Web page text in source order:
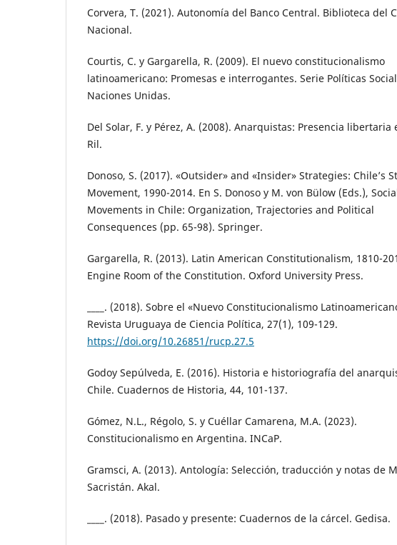
Corvera, T. (2021). Autonomía del Banco Central. Biblioteca del
Nacional.
Courtis, C. y Gargarella, R. (2009). El nuevo constitucionalismo
latinoamericano: Promesas e interrogantes. Serie Políticas
Naciones Unidas.
Del Solar, F. y Pérez, A. (2008). Anarquistas: Presencia libertaria
Ril.
Donoso, S. (2017). «Outsider» and «Insider» Strategies: Chile’s
Movement, 1990-2014. En S. Donoso y M. von Bülow (Eds.),
Movements in Chile: Organization, Trajectories and Political
Consequences (pp. 65-98). Springer.
Gargarella, R. (2013). Latin American Constitutionalism, 1810-
Engine Room of the Constitution. Oxford University Press.
____. (2018). Sobre el «Nuevo Constitucionalismo
Revista Uruguaya de Ciencia Política, 27(1), 109-129.
https://doi.org/10.26851/rucp.27.5
Godoy Sepúlveda, E. (2016). Historia e historiografía del
Chile. Cuadernos de Historia, 44, 101-137.
Gómez, N.L., Régolo, S. y Cuéllar Camarena, M.A. (2023).
Constitucionalismo en Argentina. INCaP.
Gramsci, A. (2013). Antología: Selección, traducción y notas de
Sacristán. Akal.
____. (2018). Pasado y presente: Cuadernos de la cárcel. Gedisa.